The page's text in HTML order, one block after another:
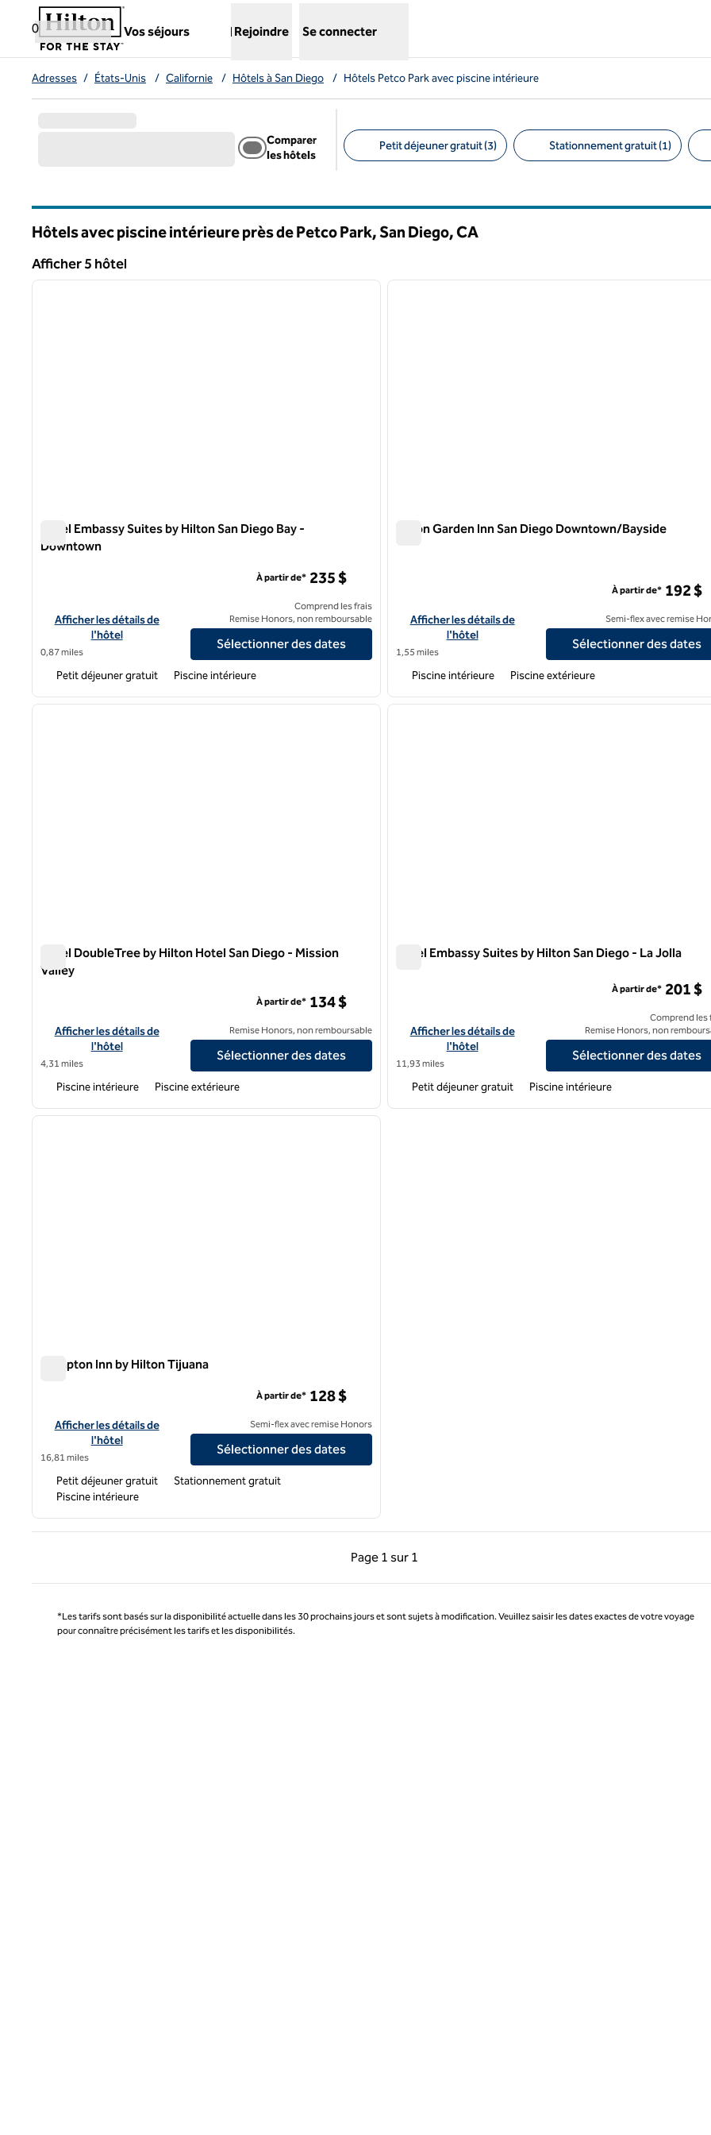
Aller directement au contenu
0
Vos séjours
,ouvre un nouvel onglet
Rejoindre Se connecter
Adresses / États-Unis / Californie / Hôtels à San Diego / Hôtels Petco Park avec piscine intérieure
Comparer
les hôtels
Petit déjeuner gratuit (3) Stationnement gratuit (1)
Hôtels avec piscine intérieure près de Petco Park, San Diego,CA
Afficher 5 hôtel
Afficher 5 hôtel
1 sur 12
image suivante
Hôtel Embassy Suites by Hilton San Diego Bay -
Downtown
Afficher les détails de l'hôtel Embassy Suites by Hilton San Diego Bay Downtown
Afficher les détails de
l'hôtel
0,87 miles
À partir de* 235 $
Comprend les frais
Remise Honors, non remboursable
Sélectionner des dates
Petit déjeuner gratuit Piscine intérieure
1 sur 12
Hilton Garden Inn San Diego Downtown/Bayside
Afficher les détails de l'hôtel Hilton Garden Inn San Diego
Afficher les détails de
l'hôtel
1,55 miles
À partir de* 192 $
Semi-flex avec remise
Sélectionner des dates
Piscine intérieure Piscine extérieure
1 sur 12
image suivante
Hôtel DoubleTree by Hilton Hotel San Diego - Mission
Valley
Afficher les détails de l'hôtel DoubleTree by Hilton Hotel San Diego - Mission Valley
Afficher les détails de
l'hôtel
4,31 miles
À partir de* 134 $
Remise Honors, non remboursable
Sélectionner des dates
Piscine intérieure Piscine extérieure
1 sur 12
Hôtel Embassy Suites by Hilton San Diego - La Jolla
Afficher les détails de l'hôtel Embassy Suites by Hilton San
Afficher les détails de
l'hôtel
11,93 miles
À partir de* 201 $
Comprend les
Remise Honors, non
Sélectionner des dates
Petit déjeuner gratuit Piscine intérieure
1 sur 12
image suivante
Hampton Inn by Hilton Tijuana
Afficher les détails de l'hôtel Hampton Inn by Hilton Tijuana
Afficher les détails de
l'hôtel
16,81 miles
À partir de* 128 $
Semi-flex avec remise Honors
Sélectionner des dates
Petit déjeuner gratuit
Stationnement gratuit
Piscine intérieure
Page 1 sur 1
Page précédente, 1 sur 1
Page 1 sur 1
*Les tarifs sont basés sur la disponibilité actuelle dans les 30 prochains jours et sont sujets à modification. Veuillez saisir les dates exactes de votre voyage
pour connaître précisément les tarifs et les disponibilités.